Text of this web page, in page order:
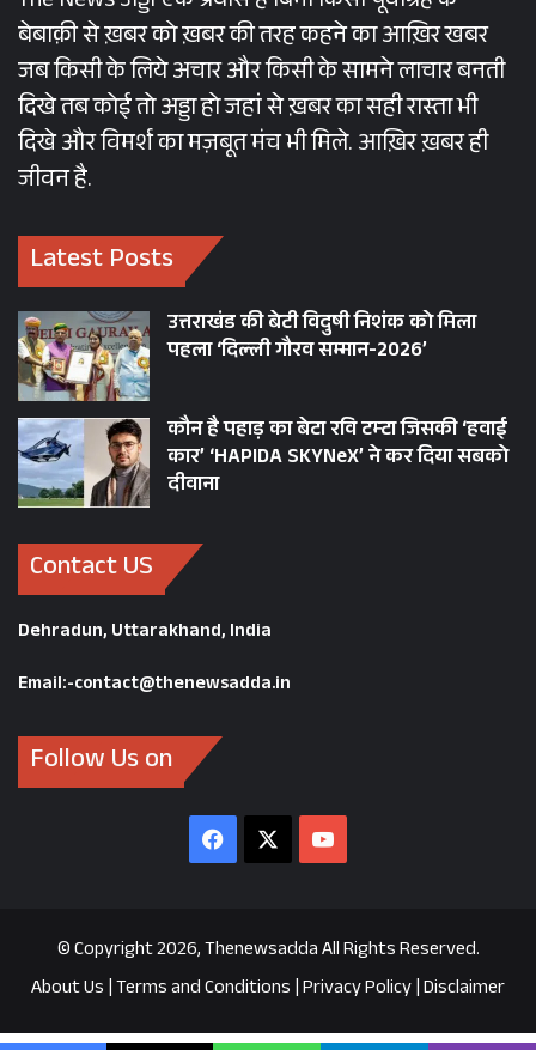
बेबाक़ी से ख़बर को ख़बर की तरह कहने का आख़िर खबर
जब किसी के लिये अचार और किसी के सामने लाचार बनती
दिखे तब कोई तो अड्डा हो जहां से ख़बर का सही रास्ता भी
दिखे और विमर्श का मज़बूत मंच भी मिले. आख़िर ख़बर ही
जीवन है.
Latest Posts
उत्तराखंड की बेटी विदुषी निशंक को मिला
पहला ‘दिल्ली गौरव सम्मान-2026’
कौन है पहाड़ का बेटा रवि टम्टा जिसकी ‘हवाई
कार’ ‘HAPIDA SKYNeX’ ने कर दिया सबको
दीवाना
Contact US
Dehradun, Uttarakhand, India
Email:-contact@thenewsadda.in
Follow Us on
Facebook YouTube
© Copyright 2026, Thenewsadda All Rights Reserved.
About Us|Terms and Conditions|Privacy Policy|Disclaimer